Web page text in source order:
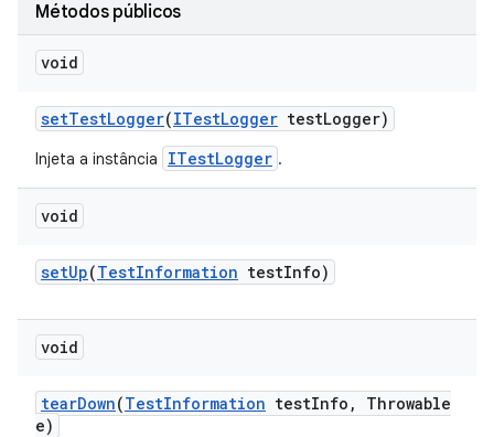
Métodos públicos
void
setTestLogger(ITestLogger testLogger)
Injeta a instância ITestLogger .
void
setUp(TestInformation testInfo)
void
tearDown(TestInformation testInfo ,
Throwable
e)